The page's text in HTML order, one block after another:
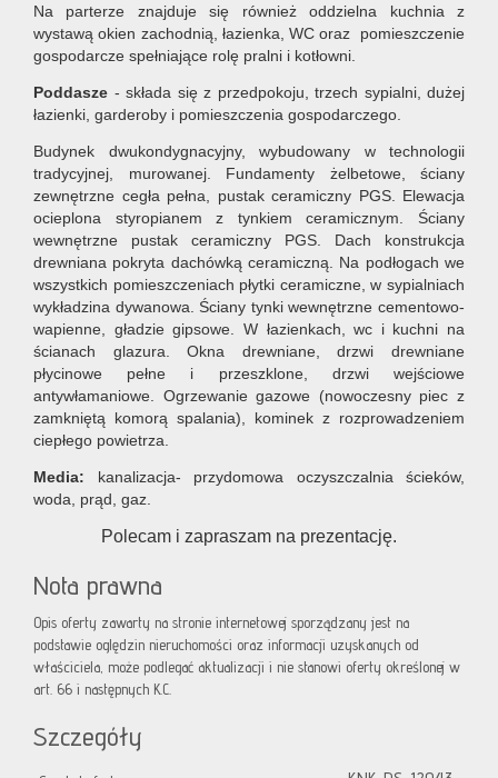
Na parterze znajduje się również oddzielna kuchnia z
wystawą okien zachodnią, łazienka, WC oraz pomieszczenie
gospodarcze spełniające rolę pralni i kotłowni.
Poddasze - składa się z przedpokoju, trzech sypialni, dużej
łazienki, garderoby i pomieszczenia gospodarczego.
Budynek dwukondygnacyjny, wybudowany w technologii
tradycyjnej, murowanej. Fundamenty żelbetowe, ściany
zewnętrzne cegła pełna, pustak ceramiczny PGS. Elewacja
ocieplona styropianem z tynkiem ceramicznym. Ściany
wewnętrzne pustak ceramiczny PGS. Dach konstrukcja
drewniana pokryta dachówką ceramiczną. Na podłogach we
wszystkich pomieszczeniach płytki ceramiczne, w sypialniach
wykładzina dywanowa. Ściany tynki wewnętrzne cementowo-
wapienne, gładzie gipsowe. W łazienkach, wc i kuchni na
ścianach glazura. Okna drewniane, drzwi drewniane
płycinowe pełne i przeszklone, drzwi wejściowe
antywłamaniowe. Ogrzewanie gazowe (nowoczesny piec z
zamkniętą komorą spalania), kominek z rozprowadzeniem
ciepłego powietrza.
Media: kanalizacja- przydomowa oczyszczalnia ścieków,
woda, prąd, gaz.
Polecam i zapraszam na prezentację.
Nota prawna
Opis oferty zawarty na stronie internetowej sporządzany jest na
podstawie oględzin nieruchomości oraz informacji uzyskanych od
właściciela, może podlegać aktualizacji i nie stanowi oferty określonej w
art. 66 i następnych K.C.
Szczegóły